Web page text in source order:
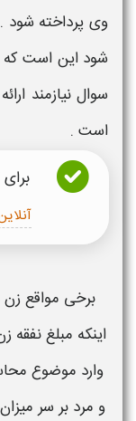
وی پرداخته
شود این است که
سوال نیازمند
است .
برخی مواقع زن
اینکه مبلغ نفقه
وارد موضوع
و مرد بر سر